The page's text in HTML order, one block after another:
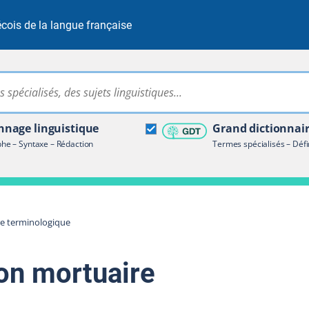
de la langue française
Rechercher dans tout le site
linguistique
– Syntaxe – Rédaction
Grand
Termes spécialisés –
terminologique
terminologique
mortuaire